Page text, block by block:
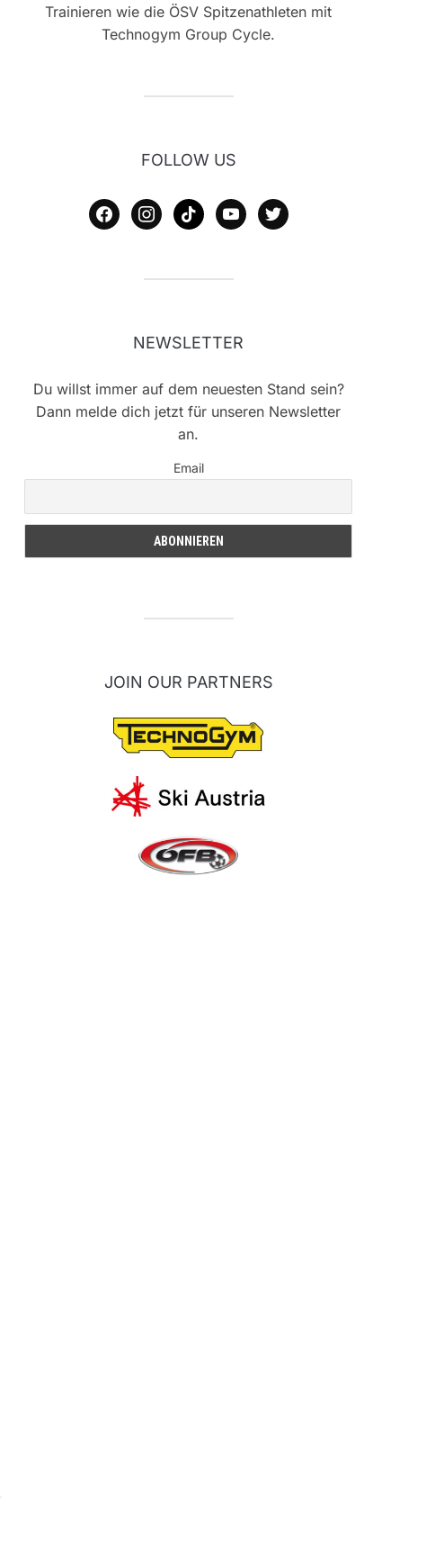
Trainieren wie die ÖSV Spitzenathleten mit
Technogym Group Cycle.
FOLLOW US
facebookinstagram
tiktok youtubetwitter
NEWSLETTER
Du willst immer auf dem neuesten Stand sein?
Dann melde dich jetzt für unseren Newsletter
an.
Email
JOIN OUR PARTNERS